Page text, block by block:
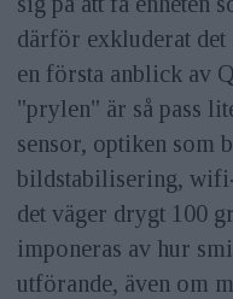
därför exkluderat det
en första anblick av
"prylen" är så pass
sensor, optiken som
bildstabilisering, wifi-
det väger drygt 100
imponeras av hur
utförande, även om